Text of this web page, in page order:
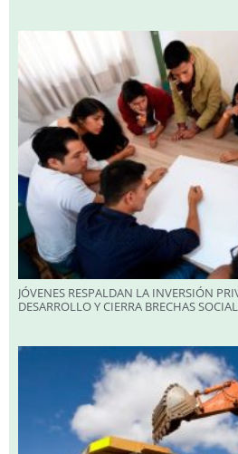
JÓVENES RESPALDAN LA INVERSIÓN
DESARROLLO Y CIERRA BRECHAS